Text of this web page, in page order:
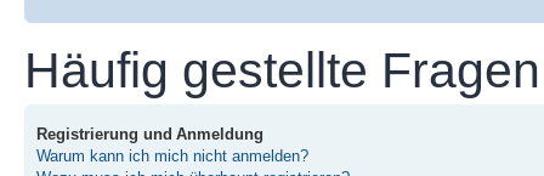
Häufig gestellte Fragen
Registrierung und Anmeldung
Warum kann ich mich nicht anmelden?